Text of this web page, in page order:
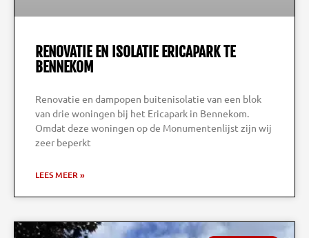
RENOVATIE EN ISOLATIE ERICAPARK TE
BENNEKOM
Renovatie en dampopen buitenisolatie van een blok
van drie woningen bij het Ericapark in Bennekom.
Omdat deze woningen op de Monumentenlijst zijn wij
zeer beperkt
LEES MEER »